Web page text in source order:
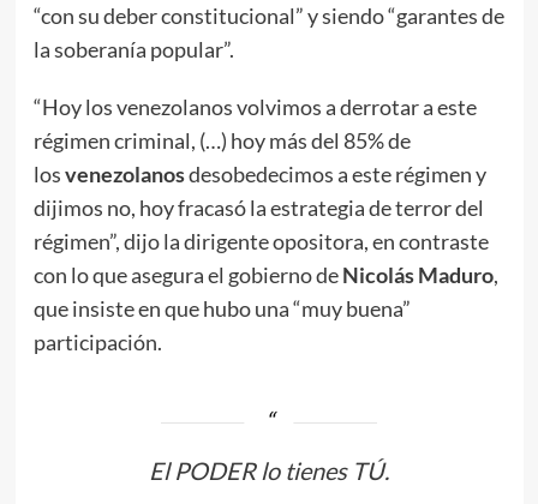
“con su deber constitucional” y siendo “garantes de
la soberanía popular”.
“Hoy los venezolanos volvimos a derrotar a este
régimen criminal, (…) hoy más del 85% de
losvenezolanosdesobedecimos a este régimen y
dijimos no, hoy fracasó la estrategia de terror del
régimen”, dijo la dirigente opositora, en contraste
con lo que asegura el gobierno deNicolás Maduro,
que insiste en que hubo una “muy buena”
participación.
El PODER lo tienes TÚ.